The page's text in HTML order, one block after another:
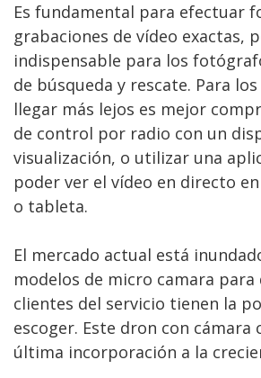
Es fundamental para efectuar
grabaciones de vídeo exactas,
indispensable para los
de búsqueda y rescate. Para
llegar más lejos es mejor
de control por radio con un
visualización, o utilizar una
poder ver el vídeo en directo
o tableta.
El mercado actual está
modelos de micro camara para
clientes del servicio tienen la
escoger. Este dron con cámara
última incorporación a la